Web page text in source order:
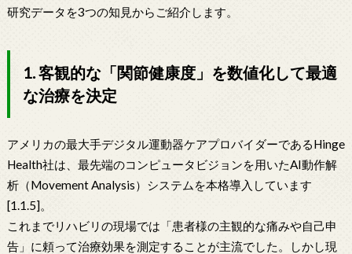
研究データを3つの知見からご紹介します。
1. 客観的な「関節健康度」を数値化して最適
な治療を決定
アメリカの最大手デジタル運動器ケアプロバイダーであるHinge
Health社は、最先端のコンピュータビジョンを用いたAI動作解
析（Movement Analysis）システムを本格導入しています
[1.1.5]。
これまでリハビリの現場では「患者様の主観的な痛みや自己申
告」に頼って治療効果を測定することが主流でした。しかし現